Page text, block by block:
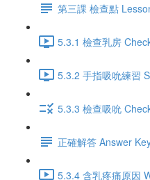
第三課 檢查點
5.3.1 檢查乳房
5.3.2 手指吸吮練習
5.3.3 檢查吸吮
正確解答 Answer
5.3.4 含乳疼痛原因